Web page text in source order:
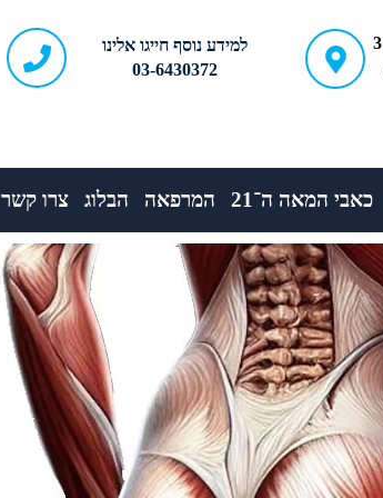
ברודצקי 43, כניסה א', קומה 3
למידע נוסף חייגו אלינו
03-6430372
כאבי המאה ה־21 המרפאה הבלוג צרו קשר